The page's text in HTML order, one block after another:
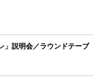
説明会／ラウンドテーブ